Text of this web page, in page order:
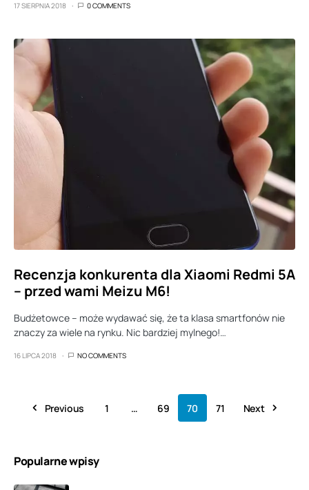
17 SIERPNIA 2018 0 COMMENTS
Recenzja konkurenta dla Xiaomi Redmi 5A
– przed wami Meizu M6!
Budżetowce – może wydawać się, że ta klasa smartfonów nie
znaczy za wiele na rynku. Nic bardziej mylnego!…
16 LIPCA 2018 NO COMMENTS
Previous 1 … 69 70 71 Next
Popularne wpisy